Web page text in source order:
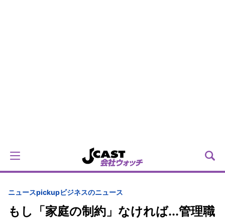
ニュースpickupビジネスのニュース
もし「家庭の制約」なければ...管理職